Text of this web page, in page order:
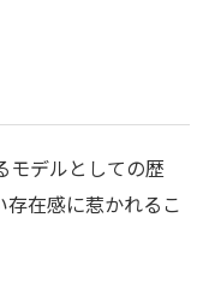
モデルとしての歴
在感に惹かれるこ